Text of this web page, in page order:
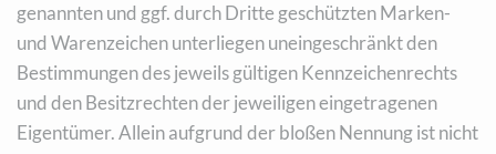
genannten und ggf. durch Dritte geschützten Marken-
und Warenzeichen unterliegen uneingeschränkt den
Bestimmungen des jeweils gültigen Kennzeichenrechts
und den Besitzrechten der jeweiligen eingetragenen
Eigentümer. Allein aufgrund der bloßen Nennung ist nicht